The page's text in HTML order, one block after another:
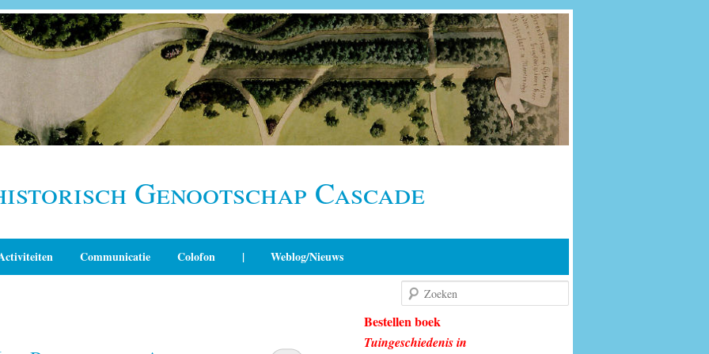
Genootschap Cascade
Communicatie Colofon | Weblog/Nieuws
Bestellen boek
Tuingeschiedenis in